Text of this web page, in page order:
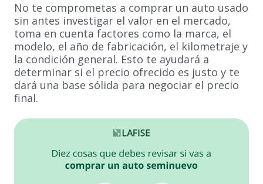
No te comprometas a comprar un auto usado
sin antes investigar el valor en el mercado,
toma en cuenta factores como la marca, el
modelo, el año de fabricación, el kilometraje y
la condición general. Esto te ayudará a
determinar si el precio ofrecido es justo y te
dará una base sólida para negociar el precio
final.